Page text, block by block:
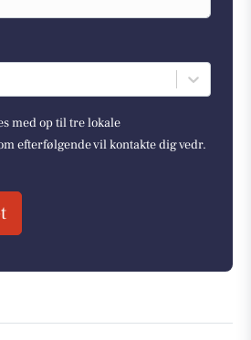
med op til tre lokale
efterfølgende vil kontakte dig vedr.